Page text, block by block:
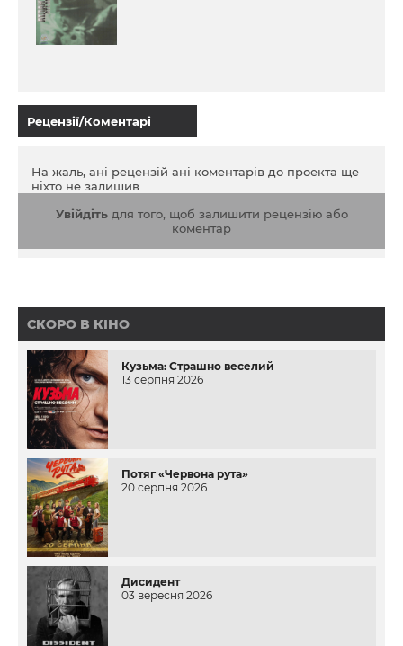
Рецензії/Коментарі
На жаль, ані рецензій ані коментарів до проекта ще
ніхто не залишив
Увійдітьдля того, щоб залишити рецензію або
коментар
СКОРО В КІНО
Кузьма: Страшно веселий
13 серпня 2026
Потяг «Червона рута»
20 серпня 2026
Дисидент
03 вересня 2026